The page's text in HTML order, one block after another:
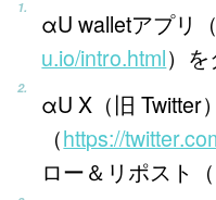
αU walletアプリ（
u.io/intro.html）
αU X（旧 Twitter
（https://
ロー＆リポスト